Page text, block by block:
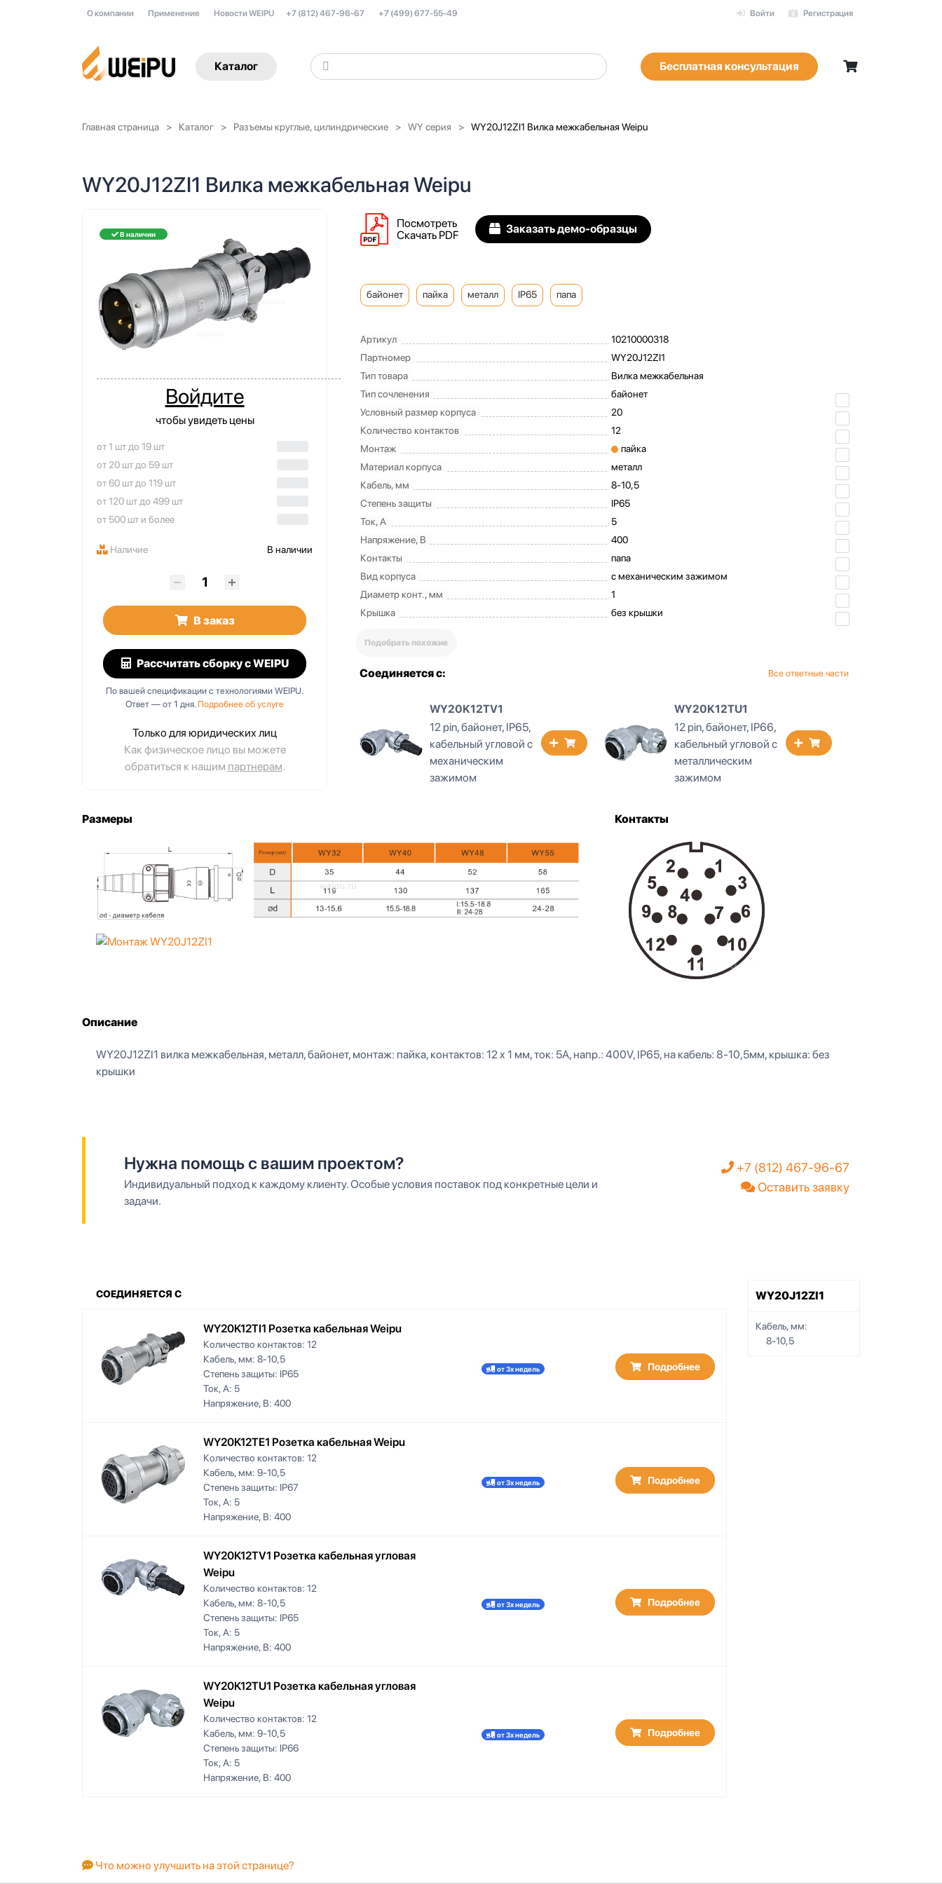
Войти Регистрация
О компании Применение Новости WEIPU +7 (812) 467-96-67 +7 (499) 677-55-49
Каталог Бесплатная консультация
Главная страница Каталог Разъемы круглые, цилиндрические WY серия WY20J12ZI1 Вилка межкабельная Weipu
WY20J12ZI1 Вилка межкабельная Weipu
В наличии
Войдите
чтобы увидеть цены
от 1 шт до 19 шт
от 20 шт до 59 шт
от 60 шт до 119 шт
от 120 шт до 499 шт
от 500 шт и более
Наличие В наличии
В заказ
Рассчитать сборкус WEIPU
По вашей спецификации с технологиями WEIPU.
Ответ — от 1 дня. Подробнее об услуге
Только для юридических лиц
Как физическое лицо вы можете
обратиться к нашим партнерам.
Посмотреть
Скачать PDF
Заказать демо-образцы
байонет пайка металл IP65 папа
Артикул
10210000318
Партномер
WY20J12ZI1
Тип товара
Вилка межкабельная
Тип сочленения
байонет
Условный размер корпуса
20
Количество контактов
12
Монтаж
пайка
Материал корпуса
металл
Кабель, мм
8-10,5
Степень защиты
IP65
Ток, А
5
Напряжение, В
400
Контакты
папа
Вид корпуса
с механическим зажимом
Диаметр конт., мм
1
Крышка
без крышки
Подобрать похожие
Соединяется с: Все ответные части
WY20K12TE1
WY20K12TV1
12 pin, байонет, IP65,
кабельный угловой с
механическим
зажимом
WY20K12TU1
12 pin, байонет, IP66,
кабельный угловой с
металлическим
зажимом
Размеры Контакты
Описание
WY20J12ZI1 вилка межкабельная, металл, байонет, монтаж: пайка, контактов: 12 x 1 мм, ток: 5А, напр.: 400V, IP65, на кабель: 8-10,5мм, крышка: без
крышки
Нужна помощь с вашим проектом?
Индивидуальный подход к каждому клиенту. Особые условия поставок под конкретные цели и
задачи.
+7 (812) 467-96-67
Оставить заявку
СОЕДИНЯЕТСЯ С
WY20K12TI1 Розетка кабельная Weipu
Количество контактов: 12
Кабель, мм: 8-10,5
Степень защиты: IP65
Ток, А: 5
Напряжение, В: 400
от 3х недель Подробнее
WY20K12TE1 Розетка кабельная Weipu
Количество контактов: 12
Кабель, мм: 9-10,5
Степень защиты: IP67
Ток, А: 5
Напряжение, В: 400
от 3х недель Подробнее
WY20K12TV1 Розетка кабельная угловая
Weipu
Количество контактов: 12
Кабель, мм: 8-10,5
Степень защиты: IP65
Ток, А: 5
Напряжение, В: 400
от 3х недель Подробнее
WY20K12TU1 Розетка кабельная угловая
Weipu
Количество контактов: 12
Кабель, мм: 9-10,5
Степень защиты: IP66
Ток, А: 5
Напряжение, В: 400
от 3х недель Подробнее
WY20J12ZI1
Кабель, мм:
8-10,5
Что можно улучшить на этой странице?